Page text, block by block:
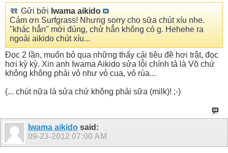
Gửi bởi Iwama aikido
Cám ơn Surfgrass! Nhưng sorry cho sữa chút xíu nhe.
"khác hẳn" mới đúng, chử hẳn không có g. Hehehe ra
ngoài aikido chút xíu...
Đọc 2 lần, muốn bỏ qua những thấy cái tiêu đề hơi trật, đọc
hơi kỳ kỳ. Xin anh Iwama Aikido sửa lỗi chính tả là Võ chứ
không không phải vỏ như vỏ cua, vỏ rùa...
(... chút nữa là sửa chứ không phải sữa (milk)! ;-)
Iwama aikido said:
09-23-2012 07:00 AM